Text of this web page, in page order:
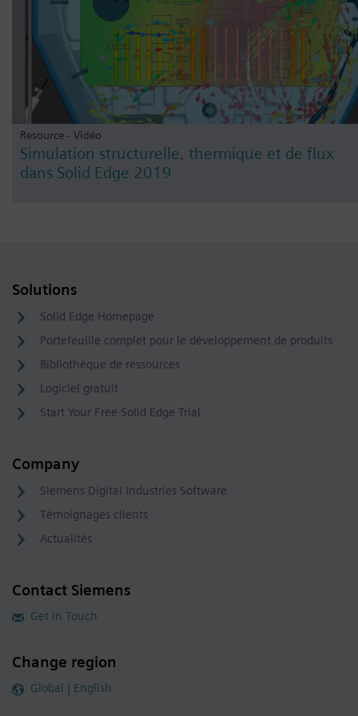
Resource - Vidéo
Simulation structurelle, thermique et de flux
dans Solid Edge 2019
Solutions
Solid Edge Homepage
Portefeuille complet pour le développement de produits
Bibliothèque de ressources
Logiciel gratuit
Start Your Free Solid Edge Trial
Company
Siemens Digital Industries Software
Témoignages clients
Actualités
Contact Siemens
Get in Touch
Change region
Global | English